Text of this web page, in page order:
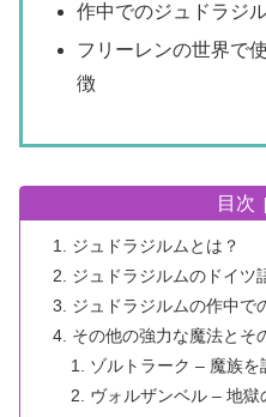
作中でのジュドラジ
フリーレンの世界で
徴
目次
ジュドラジルムとは？
ジュドラジルムのドイツ
ジュドラジルムの作中で
その他の強力な魔法とそ
ゾルトラーク – 魔族
ヴォルザンベル – 地